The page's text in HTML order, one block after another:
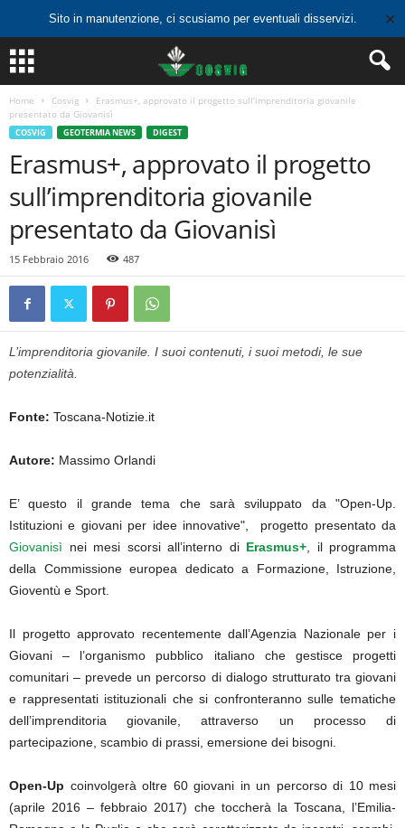
Sito in manutenzione, ci scusiamo per eventuali disservizi. ✕
Home Cosvig
Erasmus+, approvato il progetto sull’imprenditoria giovanile
presentato da Giovanisì
COSVIG GEOTERMIA NEWS DIGEST
Erasmus+, approvato il progetto
sull’imprenditoria giovanile
presentato da Giovanisì
15 Febbraio 2016 487
L’imprenditoria giovanile. I suoi contenuti, i suoi metodi, le sue
potenzialità.
Fonte: Toscana-Notizie.it
Autore: Massimo Orlandi
E’ questo il grande tema che sarà sviluppato da "Open-Up.
Istituzioni e giovani per idee innovative", progetto presentato da
Giovanisì nei mesi scorsi all’interno di Erasmus+ , il programma
della Commissione europea dedicato a Formazione, Istruzione,
Gioventù e Sport.
Il progetto approvato recentemente dall’Agenzia Nazionale per i
Giovani – l’organismo pubblico italiano che gestisce progetti
comunitari – prevede un percorso di dialogo strutturato tra giovani
e rappresentati istituzionali che si confronteranno sulle tematiche
dell’imprenditoria giovanile, attraverso un processo di
partecipazione, scambio di prassi, emersione dei bisogni.
Open-Up coinvolgerà oltre 60 giovani in un percorso di 10 mesi
(aprile 2016 – febbraio 2017) che toccherà la Toscana, l’Emilia-